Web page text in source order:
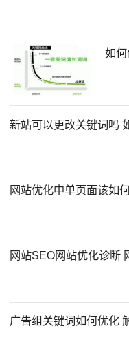
如
新站可以更改关键词吗
网站优化中单页面该如
网站SEO网站优化诊断
广告组关键词如何优化